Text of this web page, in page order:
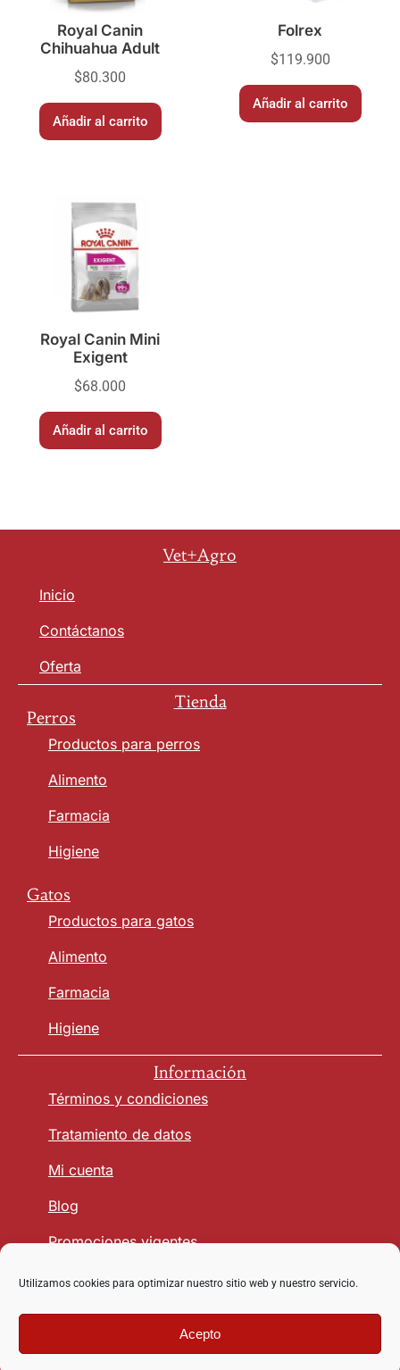
Utilizamos cookies para optimizar nuestro sitio web y nuestro servicio.
Acepto
Royal Canin
Chihuahua Adult
$80.300
Añadir al carrito
Folrex
$119.900
Añadir al carrito
Royal Canin Mini
Exigent
$68.000
Añadir al carrito
Vet+Agro
Inicio
Contáctanos
Oferta
Tienda
Perros
Productos para perros
Alimento
Farmacia
Higiene
Gatos
Productos para gatos
Alimento
Farmacia
Higiene
Información
Términos y condiciones
Tratamiento de datos
Mi cuenta
Blog
Promociones vigentes
Seguridad y Confianza